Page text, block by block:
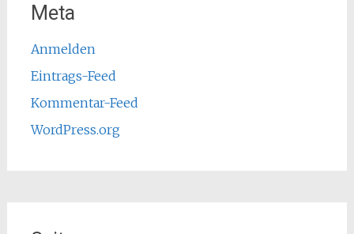
Meta
Anmelden
Eintrags-Feed
Kommentar-Feed
WordPress.org